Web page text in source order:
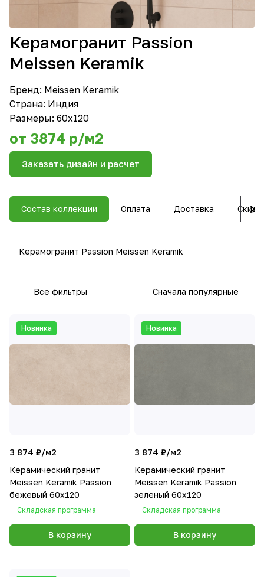
Керамогранит Passion
Meissen Keramik
Бренд: Meissen Keramik
Страна: Индия
Размеры: 60х120
от 3874 р/м2
Заказать дизайн и расчет
Состав коллекции Оплата Доставка
Керамогранит Passion Meissen Keramik
Все фильтры Сначала популярные
Новинка
3 874 ₽/м2
Керамический гранит
Meissen Keramik Passion
бежевый 60х120
Складская программа
В корзину
Новинка
3 874 ₽/м2
Керамический гранит
Meissen Keramik Passion
зеленый 60х120
Складская программа
В корзину